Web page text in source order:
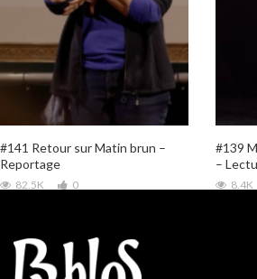
#141 Retour sur Matin brun –
Reportage
82.5K 0
#139
–
8.4K